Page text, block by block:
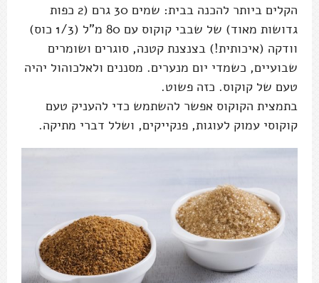
הקלים ביותר להכנה בבית: שמים 30 גרם (2 כפות
גדושות מאוד) של שבבי קוקוס עם 80 מ"ל (1/3 כוס)
וודקה (איכותית!) בצנצנת קטנה, סוגרים ושומרים
שבועיים, כשמדי יום מנערים. מסננים ולאלכוהול יהיה
טעם של קוקוס. כזה פשוט.
בתמצית הקוקוס אפשר להשתמש כדי להעניק טעם
קוקוסי עמוק לעוגות, פנקייקים, ושלל דברי מתיקה.